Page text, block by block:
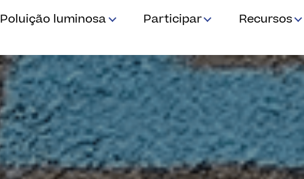
Poluição luminosa Participar Recursos